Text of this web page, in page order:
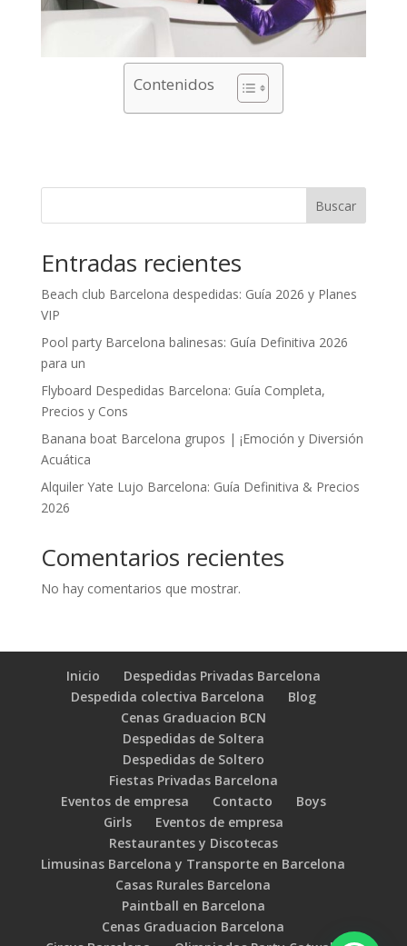
Contenidos
Buscar
Entradas recientes
Beach club Barcelona despedidas: Guía 2026 y Planes
VIP
Pool party Barcelona balinesas: Guía Definitiva 2026
para un
Flyboard Despedidas Barcelona: Guía Completa,
Precios y Cons
Banana boat Barcelona grupos | ¡Emoción y Diversión
Acuática
Alquiler Yate Lujo Barcelona: Guía Definitiva & Precios
2026
Comentarios recientes
No hay comentarios que mostrar.
Inicio
Despedidas Privadas Barcelona
Despedida colectiva Barcelona
Blog
Cenas Graduacion BCN
Despedidas de Soltera
Despedidas de Soltero
Fiestas Privadas Barcelona
Eventos de empresa
Contacto
Boys
Girls
Eventos de empresa
Restaurantes y Discotecas
Limusinas Barcelona y Transporte en Barcelona
Casas Rurales Barcelona
Paintball en Barcelona
Cenas Graduacion Barcelona